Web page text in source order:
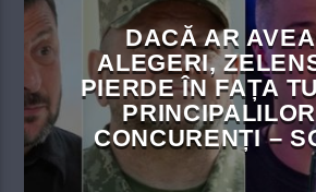
DACĂ AR
ALEGERI,
PIERDE ÎN FAȚA
CONCURENȚI –